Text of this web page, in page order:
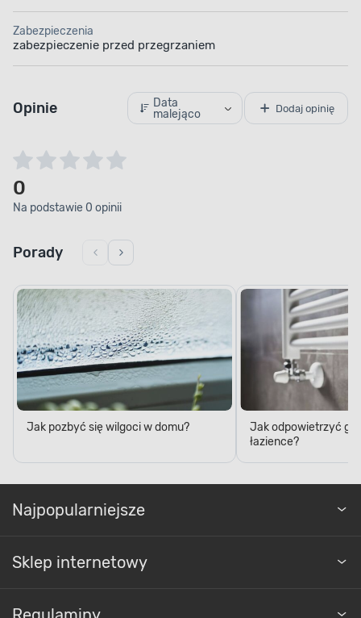
Zabezpieczenia
zabezpieczenie przed przegrzaniem
Opinie
Data
malejąco
Dodaj opinię
0
Na podstawie 0 opinii
Porady
Jak pozbyć się wilgoci w domu?
Jak odpowietrzyć
łazience?
Najpopularniejsze
Sklep internetowy